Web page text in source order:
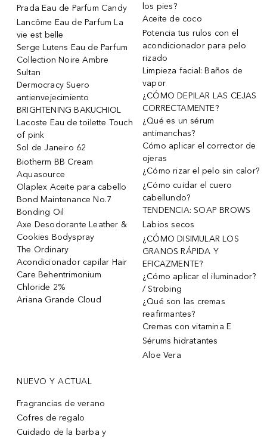
Prada Eau de Parfum Candy
Lancôme Eau de Parfum La
vie est belle
Serge Lutens Eau de Parfum
Collection Noire Ambre
Sultan
Dermocracy Suero
antienvejecimiento
BRIGHTENING BAKUCHIOL
Lacoste Eau de toilette Touch
of pink
Sol de Janeiro 62
Biotherm BB Cream
Aquasource
Olaplex Aceite para cabello
Bond Maintenance No.7
Bonding Oil
Axe Desodorante Leather &
Cookies Bodyspray
The Ordinary
Acondicionador capilar Hair
Care Behentrimonium
Chloride 2%
Ariana Grande Cloud
los pies?
Aceite de coco
Potencia tus rulos con el
acondicionador para pelo
rizado
Limpieza facial: Baños de
vapor
¿CÓMO DEPILAR LAS CEJAS
CORRECTAMENTE?
¿Qué es un sérum
antimanchas?
Cómo aplicar el corrector de
ojeras
¿Cómo rizar el pelo sin calor?
¿Cómo cuidar el cuero
cabellundo?
TENDENCIA: SOAP BROWS
Labios secos
¿CÓMO DISIMULAR LOS
GRANOS RÁPIDA Y
EFICAZMENTE?
¿Cómo aplicar el iluminador?
/ Strobing
¿Qué son las cremas
reafirmantes?
Cremas con vitamina E
Sérums hidratantes
Aloe Vera
NUEVO Y ACTUAL
Fragrancias de verano
Cofres de regalo
Cuidado de la barba y